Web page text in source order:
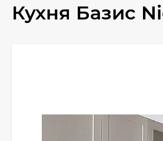
Кухня Базис